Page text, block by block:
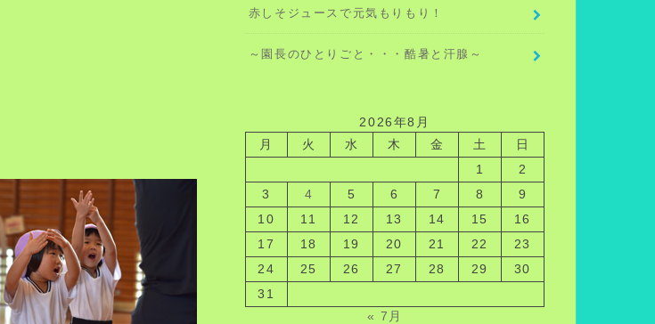
赤しそジュースで元気もりもり！
～園長のひとりごと・・・酷暑と汗腺～
2026年8月
月
火 水 木 金 土
日
1
2
3
4 5 6 7 8
9
10
11 12 13 14 15
16
17
18 19 20 21 22
23
24
25 26 27 28 29
30
31
« 7月